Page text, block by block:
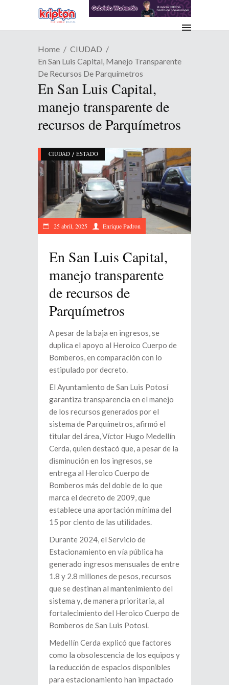
Home
CIUDAD
En San Luis Capital, Manejo Transparente
De Recursos De Parquímetros
En San Luis Capital,
manejo transparente de
recursos de Parquímetros
CIUDAD / ESTADO
25 abril, 2025 Enrique Padron
En San Luis Capital,
manejo transparente
de recursos de
Parquímetros
A pesar de la baja en ingresos, se
duplica el apoyo al Heroico Cuerpo de
Bomberos, en comparación con lo
estipulado por decreto.
El Ayuntamiento de San Luis Potosí
garantiza transparencia en el manejo
de los recursos generados por el
sistema de Parquímetros, afirmó el
titular del área, Víctor Hugo Medellín
Cerda, quien destacó que, a pesar de la
disminución en los ingresos, se
entrega al Heroico Cuerpo de
Bomberos más del doble de lo que
marca el decreto de 2009, que
establece una aportación mínima del
15 por ciento de las utilidades.
Durante 2024, el Servicio de
Estacionamiento en vía pública ha
generado ingresos mensuales de entre
1.8 y 2.8 millones de pesos, recursos
que se destinan al mantenimiento del
sistema y, de manera prioritaria, al
fortalecimiento del Heroico Cuerpo de
Bomberos de San Luis Potosí.
Medellín Cerda explicó que factores
como la obsolescencia de los equipos y
la reducción de espacios disponibles
para estacionamiento han impactado